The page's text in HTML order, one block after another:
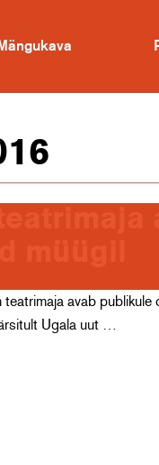
Mängukava
avab
Ugala uut …